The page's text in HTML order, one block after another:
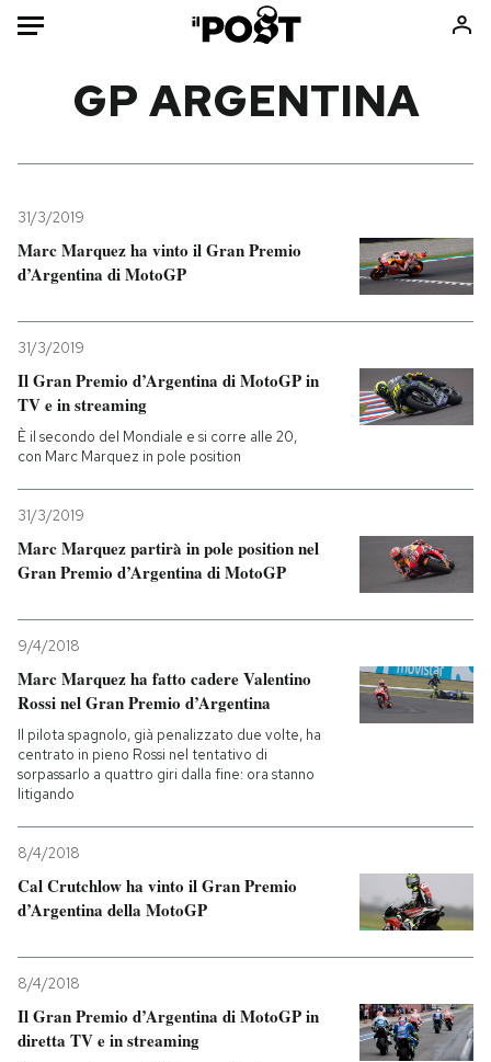
Mondo
Politica
Tecnologia
Scienza
Cultura
Economia
Sport
Consumismi
Europa
Mondiali calcio 2026
I MIEI PREFERITI
SHOP
CALENDARIO
AREA PERSONALE
GP ARGENTINA
31/3/2019
Marc Marquez ha vinto il Gran Premio
d’Argentina di MotoGP
31/3/2019
Il Gran Premio d’Argentina di MotoGP in
TV e in streaming
È il secondo del Mondiale e si corre alle 20,
con Marc Marquez in pole position
31/3/2019
Marc Marquez partirà in pole position nel
Gran Premio d’Argentina di MotoGP
9/4/2018
Marc Marquez ha fatto cadere Valentino
Rossi nel Gran Premio d’Argentina
Il pilota spagnolo, già penalizzato due volte, ha
centrato in pieno Rossi nel tentativo di
sorpassarlo a quattro giri dalla fine: ora stanno
litigando
8/4/2018
Cal Crutchlow ha vinto il Gran Premio
d’Argentina della MotoGP
8/4/2018
Il Gran Premio d’Argentina di MotoGP in
diretta TV e in streaming